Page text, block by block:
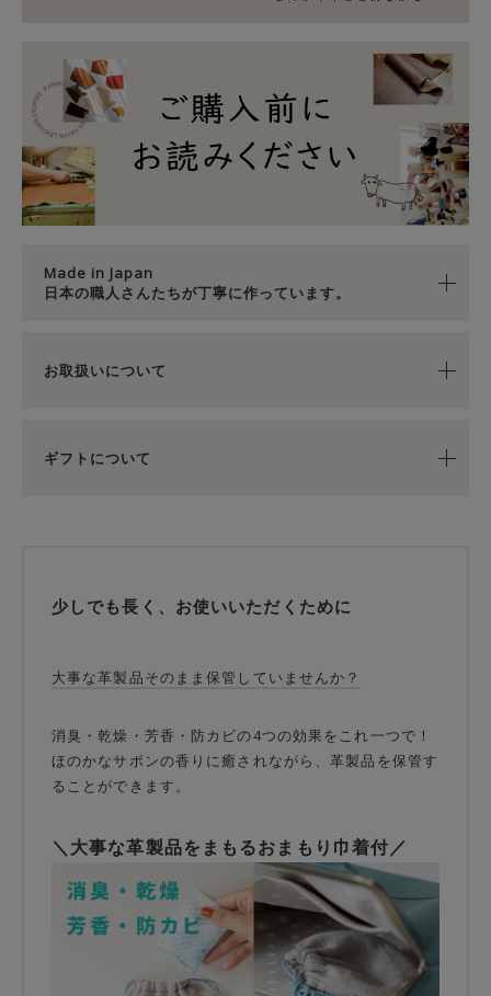
Made in Japan
日本の職人さんたちが丁寧に作っています。
お取扱いについて
ギフトについて
少しでも長く、お使いいただくために
大事な革製品そのまま保管していませんか？
消臭・乾燥・芳香・防カビの4つの効果をこれ一つで！
ほのかなサボンの香りに癒されながら、革製品を保管す
ることができます。
＼大事な革製品をまもるおまもり巾着付／